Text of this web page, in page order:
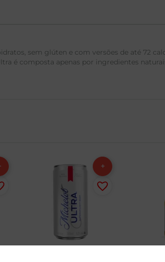
sem glúten e com versões de até 72
é composta apenas por ingredientes